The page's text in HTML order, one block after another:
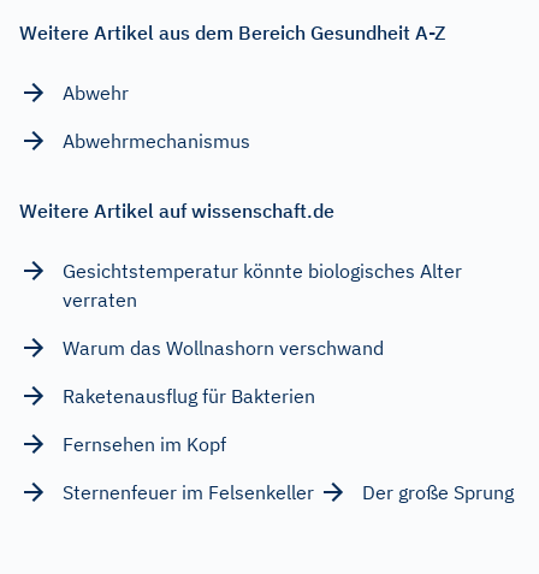
Weitere Artikel aus dem Bereich Gesundheit A-Z
Abwehr
Abwehrmechanismus
Weitere Artikel auf wissenschaft.de
Gesichtstemperatur könnte biologisches Alter
verraten
Warum das Wollnashorn verschwand
Raketenausflug für Bakterien
Fernsehen im Kopf
Sternenfeuer im Felsenkeller
Der große Sprung